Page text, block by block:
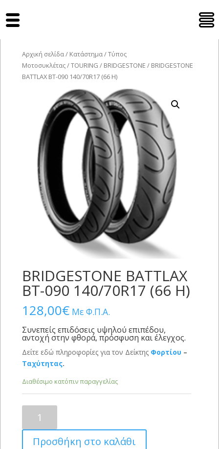
Αρχική σελίδα/ Κατάστημα/Τύπος
Μοτοσυκλέτας/TOURING / BRIDGESTONE / BRIDGESTONE
BATTLAX BT-090 140/70R17 (66 H)
BRIDGESTONE BATTLAX
BT-090 140/70R17 (66 H)
128,00€ Με Φ.Π.Α.
Συνεπείς επιδόσεις υψηλού επιπέδου,
αντοχή στην φθορά, πρόσφυση και έλεγχος.
Δείτε εδώ πληροφορίες για τον Δείκτης Φορτίου –
Ταχύτητας.
Διαθέσιμο κατόπιν παραγγελίας
BATTLAX
BT-
Προσθήκη στο καλάθι